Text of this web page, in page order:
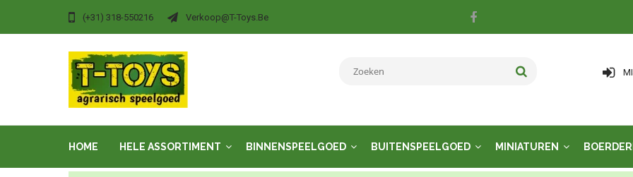
(+31) 318-550216 Verkoop@t-Toys.be
HOME HELE ASSORTIMENT BINNENSPEELGOED BUITENSPEELGOED MINIATUREN